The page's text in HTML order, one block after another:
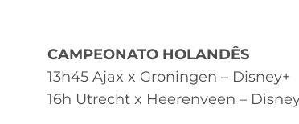
CAMPEONATO HOLANDÊS
13h45 Ajax x Groningen – Disney+
16h Utrecht x Heerenveen –